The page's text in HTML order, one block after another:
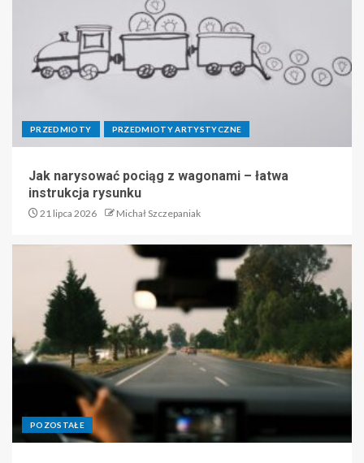
PRZEDMIOTY PRZEDMIOTY ARTYSTYCZNE
Jak narysować pociąg z wagonami – łatwa
instrukcja rysunku
21 lipca 2026 Michał Szczepaniak
POZOSTAŁE